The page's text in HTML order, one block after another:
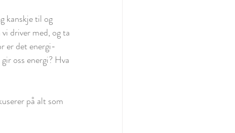
kanskje til og
driver med, og ta
er det energi-
oss energi? Hva
på alt som